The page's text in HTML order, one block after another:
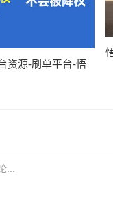
资源-刷单平台-悟
...